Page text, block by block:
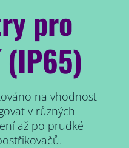
pro
na vhodnost
v různých
až po prudké